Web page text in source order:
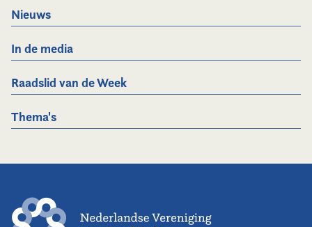
Nieuws
In de media
Raadslid van de Week
Thema's